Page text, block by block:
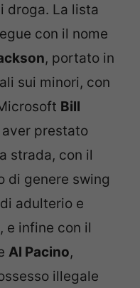
droga. La lista
con il nome
, portato in
sui minori, con
Bill
prestato
strada, con il
di genere swing
adulterio e
e infine con il
Al Pacino,
illegale